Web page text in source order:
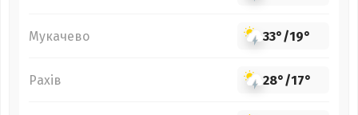
Мукачево 33°/19°
Рахів 28°/17°